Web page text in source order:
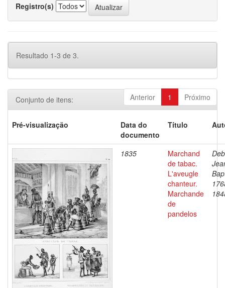
Registro(s)
Resultado 1-3 de 3.
Anterior 1 Próximo
Conjunto de itens:
Pré-visualização
Data do
documento
Título
1835
Marchand
de tabac.
L'aveugle
chanteur.
Marchande
de
pandelos